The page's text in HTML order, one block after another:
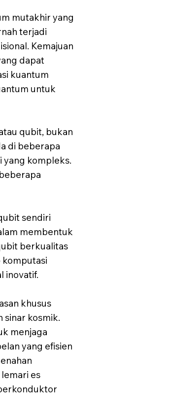
mutakhir yang
terjadi
Kemajuan
dapat
kuantum
untuk
qubit, bukan
di beberapa
yang kompleks.
sendiri
membentuk
berkualitas
inovatif.
khusus
kosmik.
menjaga
yang efisien
es